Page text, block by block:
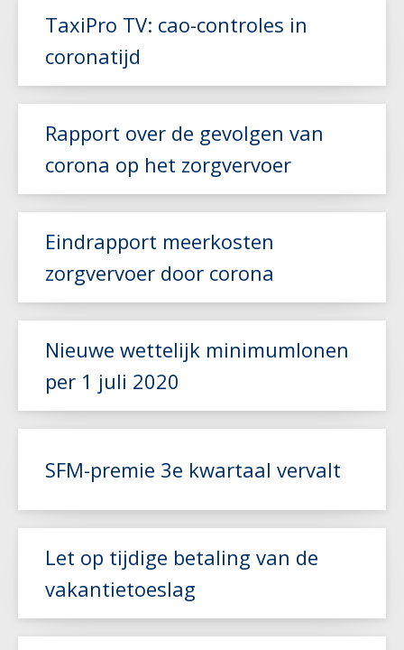
Lees meer
TaxiPro TV: cao-controles in
coronatijd
Rapport over de gevolgen van
corona op het zorgvervoer
Lees meer
Eindrapport meerkosten
zorgvervoer door corona
Lees meer
Nieuwe wettelijk minimumlonen
per 1 juli 2020
Lees meer
SFM-premie 3e kwartaal vervalt
Let op tijdige betaling van de
vakantietoeslag